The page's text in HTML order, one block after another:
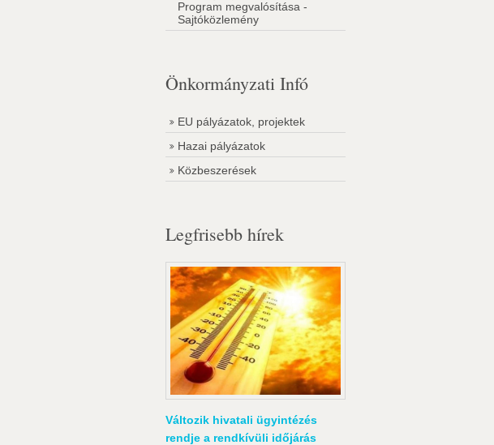
Program megvalósítása -
Sajtóközlemény
Önkormányzati Infó
EU pályázatok, projektek
Hazai pályázatok
Közbeszerések
Legfrisebb hírek
Változik hivatali ügyintézés
rendje a rendkívüli időjárás